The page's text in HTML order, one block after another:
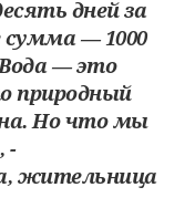
дней за
сумма — 1000
— это
природный
Но что мы
-
жительница